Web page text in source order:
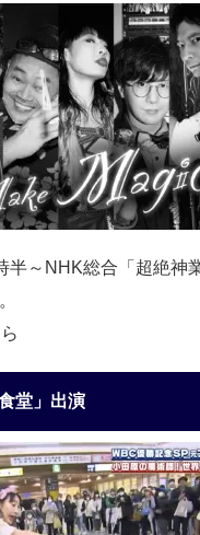
半～NHK総合「超絶神
堂」出演